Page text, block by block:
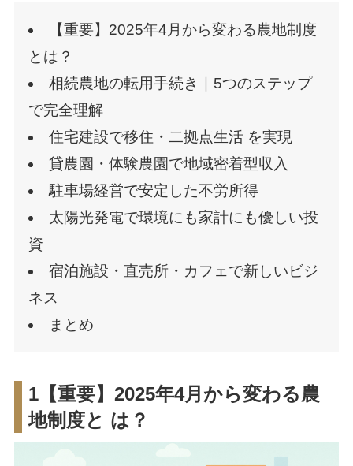
【重要】2025年4月から変わる農地制度
とは？
相続農地の転用手続き｜5つのステップ
で完全理解
住宅建設で移住・二拠点生活 を実現
貸農園・体験農園で地域密着型収入
駐車場経営で安定した不労所得
太陽光発電で環境にも家計にも優しい投
資
宿泊施設・直売所・カフェで新しいビジ
ネス
まとめ
1【重要】2025年4月から変わる農
地制度と は？